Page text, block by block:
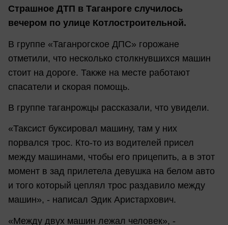
Страшное ДТП в Таганроге случилось
вечером по улице Котлостроительной.
В группе «Таганрогское ДПС» горожане
отметили, что несколько столкнувшихся машин
стоит на дороге. Также на месте работают
спасатели и скорая помощь.
В группе таганрожцы рассказали, что увидели.
«Таксист буксировал машину, там у них
порвался трос. Кто-то из водителей присел
между машинами, чтобы его прицепить, а в этот
момент в зад прилетела девушка на белом авто
и того который цеплял трос раздавило между
машин», - написал Эдик Аристархович.
«Между двух машин лежал человек», -